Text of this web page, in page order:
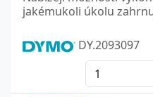
jakémukoli úkolu
DY.2093097